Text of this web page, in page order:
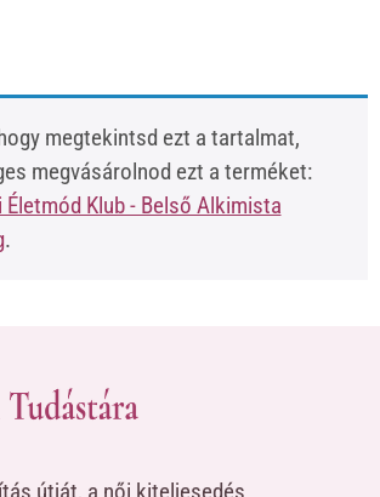
megtekintsd ezt a tartalmat,
megvásárolnod ezt a terméket:
Életmód Klub - Belső Alkimista
.